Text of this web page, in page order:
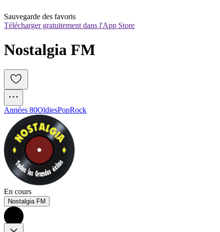
Sauvegarde des favoris
Télécharger gratuitement dans l'App Store
Nostalgia FM
Années 80OldiesPopRock
En cours
Nostalgia FM